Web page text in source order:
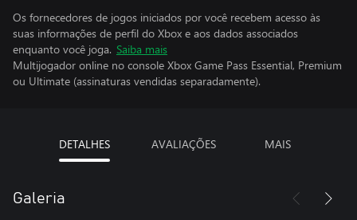
Os fornecedores de jogos iniciados por você recebem acesso às
suas informações de perfil do Xbox e aos dados associados
enquanto você joga. Saiba mais
Multijogador online no console Xbox Game Pass Essential, Premium
ou Ultimate (assinaturas vendidas separadamente).
DETALHES AVALIAÇÕES MAIS
Galeria